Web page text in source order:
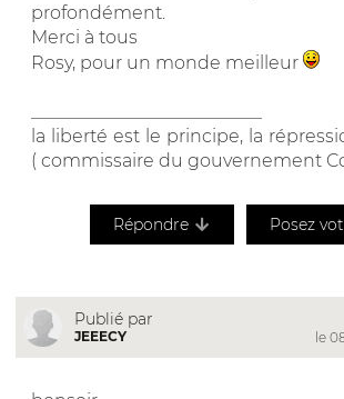
profondément.
Merci à tous
Rosy, pour un monde meilleur
la liberté est le principe, la
( commissaire du gouvernement
Répondre Posez
Publié par
JEEECY
le